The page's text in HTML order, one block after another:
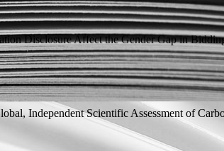
Disclosure Affect the Gender Gap in
Independent Scientific Assessment of